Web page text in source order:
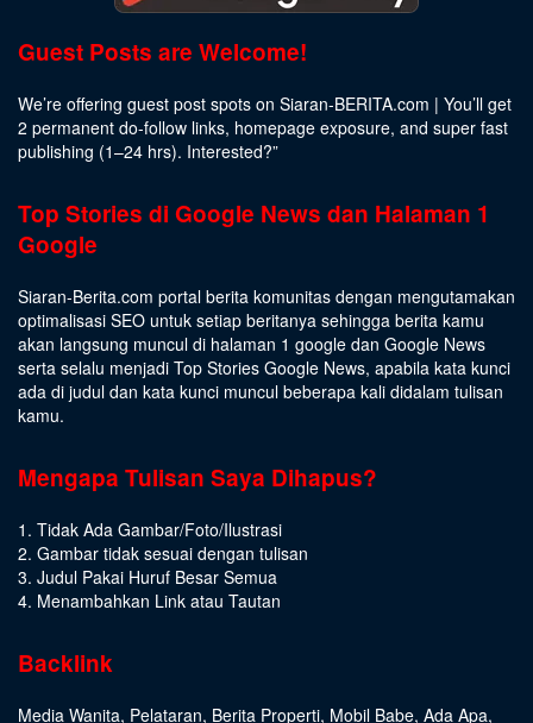
Guest Posts are Welcome!
We’re offering guest post spots on Siaran-BERITA.com | You’ll get
2 permanent do-follow links, homepage exposure, and super fast
publishing (1–24 hrs). Interested?”
Top Stories di Google News dan Halaman 1
Google
Siaran-Berita.com portal berita komunitas dengan mengutamakan
optimalisasi SEO untuk setiap beritanya sehingga berita kamu
akan langsung muncul di halaman 1 google dan Google News
serta selalu menjadi Top Stories Google News, apabila kata kunci
ada di judul dan kata kunci muncul beberapa kali didalam tulisan
kamu.
Mengapa Tulisan Saya Dihapus?
1. Tidak Ada Gambar/Foto/Ilustrasi
2. Gambar tidak sesuai dengan tulisan
3. Judul Pakai Huruf Besar Semua
4. Menambahkan Link atau Tautan
Backlink
Media Wanita, Pelataran, Berita Properti, Mobil Babe, Ada Apa,